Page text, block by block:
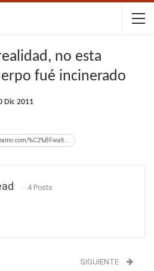
no esta
fué incinerado
Dic 2011
%C2%BFwalt...
4 Posts
SIGUIENTE